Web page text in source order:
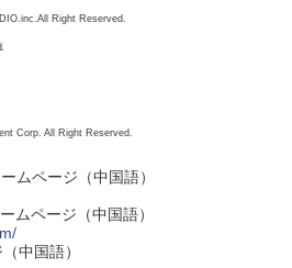
Right Reserved.
Corp. All Right Reserved.
ムページ（中国語）
ムページ（中国語）
中国語）